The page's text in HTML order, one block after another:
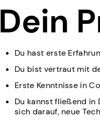
Dein
Du hast erste
Du bist vertraut mit
Erste Kenntnisse in
Du kannst fließend in
sich darauf, neue